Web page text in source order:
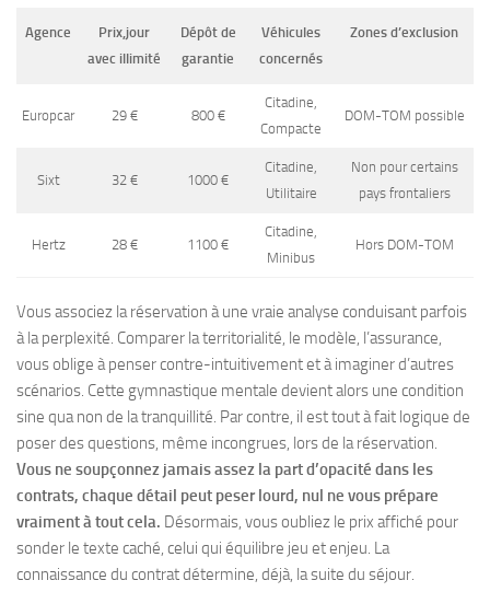
Agence
Prix,jour
avec illimité
Dépôt de
garantie
Véhicules
concernés
Zones d’exclusion
Europcar 29 € 800 €
Citadine,
Compacte
DOM-TOM possible
Sixt 32 € 1000 €
Citadine,
Utilitaire
Non pour certains
pays frontaliers
Hertz 28 € 1100 €
Citadine,
Minibus
Hors DOM-TOM
Vous associez la réservation à une vraie analyse conduisant parfois
à la perplexité. Comparer la territorialité, le modèle, l’assurance,
vous oblige à penser contre-intuitivement et à imaginer d’autres
scénarios. Cette gymnastique mentale devient alors une condition
sine qua non de la tranquillité. Par contre, il est tout à fait logique de
poser des questions, même incongrues, lors de la réservation.
Vous ne soupçonnez jamais assez la part d’opacité dans les
contrats, chaque détail peut peser lourd, nul ne vous prépare
vraiment à tout cela. Désormais, vous oubliez le prix affiché pour
sonder le texte caché, celui qui équilibre jeu et enjeu. La
connaissance du contrat détermine, déjà, la suite du séjour.